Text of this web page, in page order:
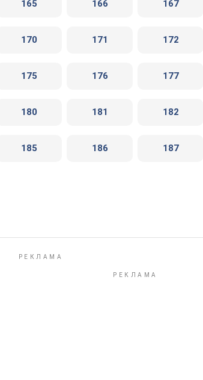
165 166 167
170 171 172
175 176 177
180 181 182
185 186 187